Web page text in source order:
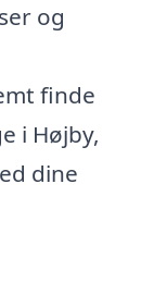
og
finde
i Højby,
dine